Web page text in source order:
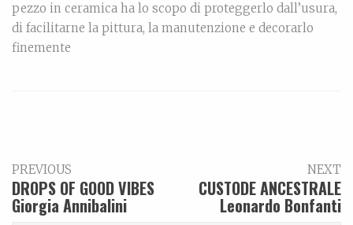
pezzo in ceramica ha lo scopo di proteggerlo dall’usura,
di facilitarne la pittura, la manutenzione e decorarlo
finemente
PREVIOUS
DROPS OF GOOD VIBES
Giorgia Annibalini
NEXT
CUSTODE ANCESTRALE
Leonardo Bonfanti